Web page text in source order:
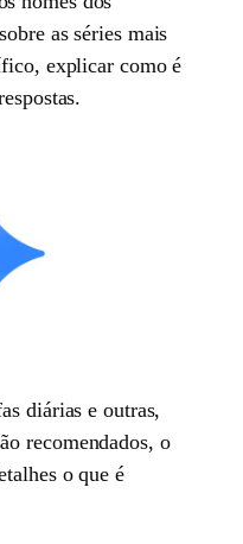
as séries mais
explicar como é
diárias e outras,
recomendados, o
o que é